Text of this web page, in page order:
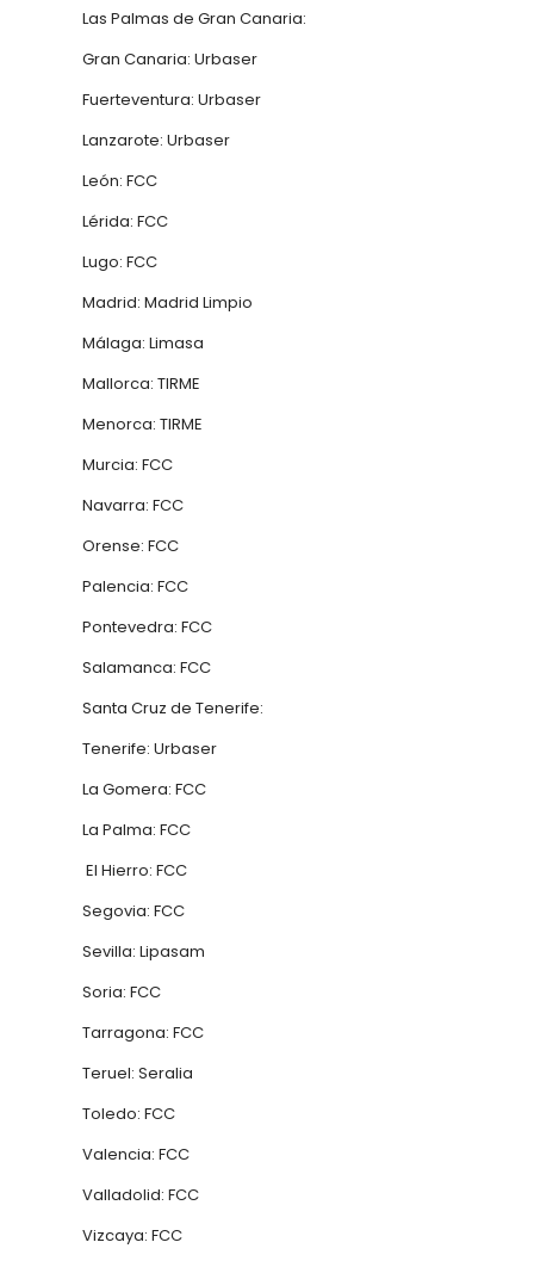
Las Palmas de Gran Canaria:
Gran Canaria: Urbaser
Fuerteventura: Urbaser
Lanzarote: Urbaser
León: FCC
Lérida: FCC
Lugo: FCC
Madrid: Madrid Limpio
Málaga: Limasa
Mallorca: TIRME
Menorca: TIRME
Murcia: FCC
Navarra: FCC
Orense: FCC
Palencia: FCC
Pontevedra: FCC
Salamanca: FCC
Santa Cruz de Tenerife:
Tenerife: Urbaser
La Gomera: FCC
La Palma: FCC
El Hierro: FCC
Segovia: FCC
Sevilla: Lipasam
Soria: FCC
Tarragona: FCC
Teruel: Seralia
Toledo: FCC
Valencia: FCC
Valladolid: FCC
Vizcaya: FCC